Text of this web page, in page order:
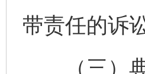
带责任的诉
（三）典